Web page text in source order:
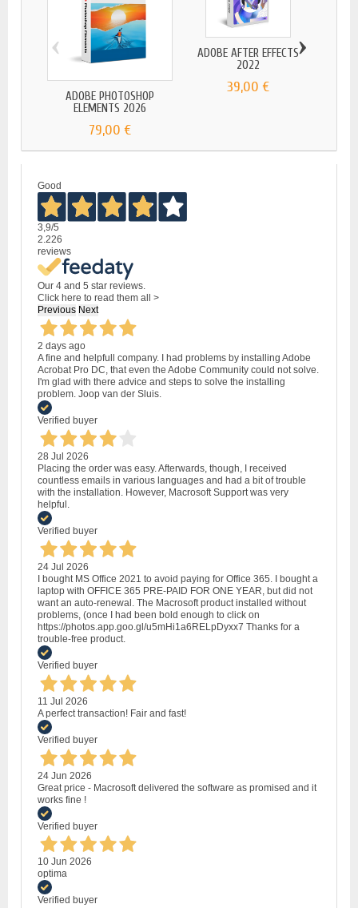
ADOBE PHOTOSHOP
ELEMENTS 2026
79,00 €
ADOBE AFTER EFFECTS
2022
39,00 €
‹ ›
Good
3,9/5
2.226
reviews
Our 4 and 5 star reviews.
Click here to read them all >
Previous Next
2 days ago
A fine and helpfull company. I had problems by installing Adobe
Acrobat Pro DC, that even the Adobe Community could not solve.
I'm glad with there advice and steps to solve the installing
problem. Joop van der Sluis.
Verified buyer
28 Jul 2026
Placing the order was easy. Afterwards, though, I received
countless emails in various languages and had a bit of trouble
with the installation. However, Macrosoft Support was very
helpful.
Verified buyer
24 Jul 2026
I bought MS Office 2021 to avoid paying for Office 365. I bought a
laptop with OFFICE 365 PRE-PAID FOR ONE YEAR, but did not
want an auto-renewal. The Macrosoft product installed without
problems, (once I had been bold enough to click on
https://photos.app.goo.gl/u5mHi1a6RELpDyxx7 Thanks for a
trouble-free product.
Verified buyer
11 Jul 2026
A perfect transaction! Fair and fast!
Verified buyer
24 Jun 2026
Great price - Macrosoft delivered the software as promised and it
works fine !
Verified buyer
10 Jun 2026
optima
Verified buyer